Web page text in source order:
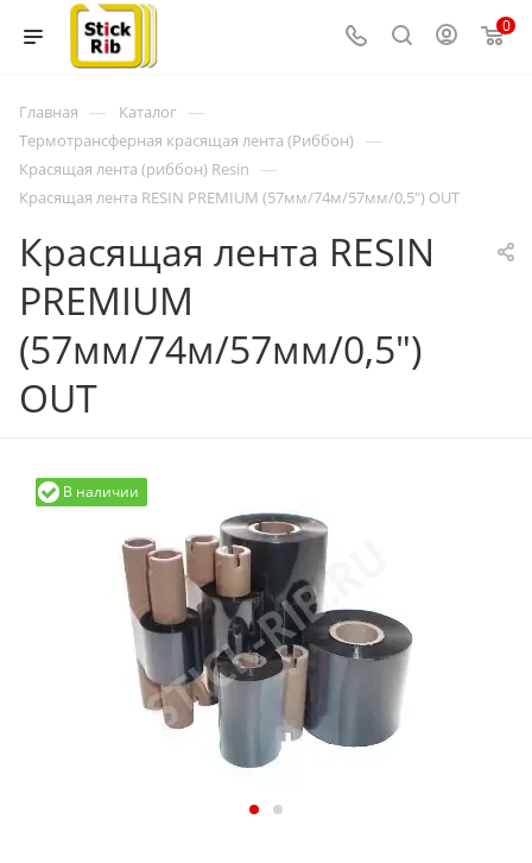
0
Главная — Каталог —
Термотрансферная красящая лента (Риббон) —
Красящая лента (риббон) Resin —
Красящая лента RESIN PREMIUM (57мм/74м/57мм/0,5") OUT
Красящая лента RESIN
PREMIUM
(57мм/74м/57мм/0,5")
OUT
В наличии